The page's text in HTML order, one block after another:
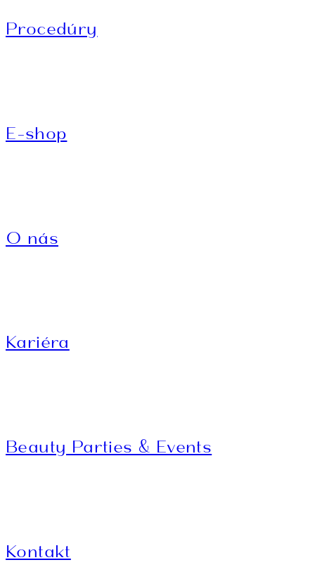
Procedúry
E-shop
O nás
Kariéra
Beauty Parties & Events
Kontakt